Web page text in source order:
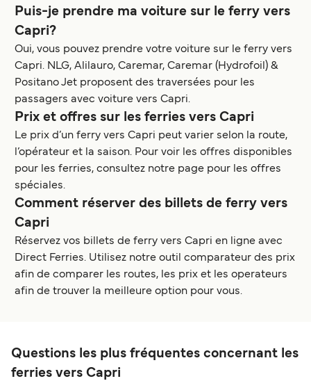
Puis-je prendre ma voiture sur le ferry vers
Capri?
Oui, vous pouvez prendre votre voiture sur le ferry vers
Capri. NLG, Alilauro, Caremar, Caremar (Hydrofoil) &
Positano Jet proposent des traversées pour les
passagers avec voiture vers Capri.
Prix et offres sur les ferries vers Capri
Le prix d’un ferry vers Capri peut varier selon la route,
l’opérateur et la saison. Pour voir les offres disponibles
pour les ferries, consultez notre page pour les offres
spéciales.
Comment réserver des billets de ferry vers
Capri
Réservez vos billets de ferry vers Capri en ligne avec
Direct Ferries. Utilisez notre outil comparateur des prix
afin de comparer les routes, les prix et les operateurs
afin de trouver la meilleure option pour vous.
Questions les plus fréquentes concernant les
ferries vers Capri